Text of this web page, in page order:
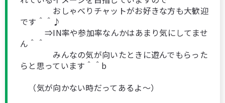
おしゃべりチャットがお好きな方も大歓迎
です＾＾♪
⇒IN率や参加率なんかはあまり気にしてませ
ん＾＾
みんなの気が向いたときに遊んでもらった
らと思っています＾＾b
（気が向かない時だってあるよ～）